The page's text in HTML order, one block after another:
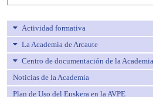
Actividad formativa
La Academia de Arcaute
Centro de documentación de la Academia
Noticias de la Academia
Plan de Uso del Euskera en la AVPE